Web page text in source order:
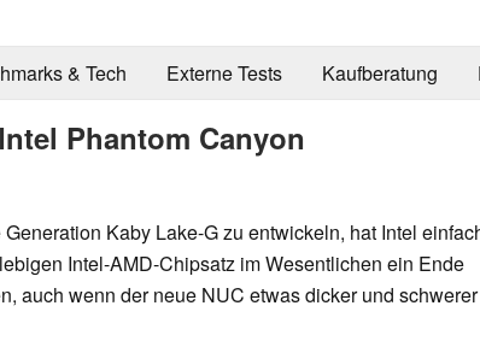
& Tech Externe Tests Kaufberatung
Phantom Canyon
Kaby Lake-G zu entwickeln, hat Intel
Intel-AMD-Chipsatz im Wesentlichen ein Ende
auch wenn der neue NUC etwas dicker und schwerer